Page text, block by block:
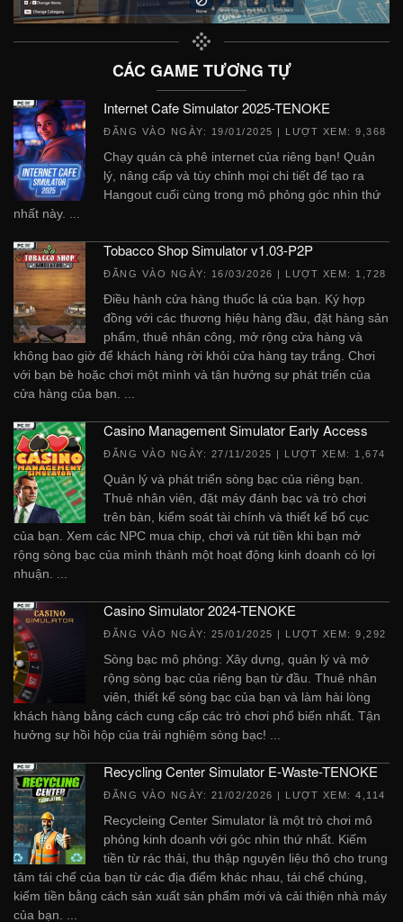
CÁC GAME TƯƠNG TỰ
Internet Cafe Simulator 2025-TENOKE
ĐĂNG VÀO NGÀY: 19/01/2025 | LƯỢT XEM: 9,368
Chạy quán cà phê internet của riêng bạn! Quản
lý, nâng cấp và tùy chỉnh mọi chi tiết để tạo ra
Hangout cuối cùng trong mô phỏng góc nhìn thứ
nhất này. ...
Tobacco Shop Simulator v1.03-P2P
ĐĂNG VÀO NGÀY: 16/03/2026 | LƯỢT XEM: 1,728
Điều hành cửa hàng thuốc lá của bạn. Ký hợp
đồng với các thương hiệu hàng đầu, đặt hàng sản
phẩm, thuê nhân công, mở rộng cửa hàng và
không bao giờ để khách hàng rời khỏi cửa hàng tay trắng. Chơi
với bạn bè hoặc chơi một mình và tận hưởng sự phát triển của
cửa hàng của bạn. ...
Casino Management Simulator Early Access
ĐĂNG VÀO NGÀY: 27/11/2025 | LƯỢT XEM: 1,674
Quản lý và phát triển sòng bạc của riêng bạn.
Thuê nhân viên, đặt máy đánh bạc và trò chơi
trên bàn, kiểm soát tài chính và thiết kế bố cục
của bạn. Xem các NPC mua chip, chơi và rút tiền khi bạn mở
rộng sòng bạc của mình thành một hoạt động kinh doanh có lợi
nhuận. ...
Casino Simulator 2024-TENOKE
ĐĂNG VÀO NGÀY: 25/01/2025 | LƯỢT XEM: 9,292
Sòng bạc mô phỏng: Xây dựng, quản lý và mở
rộng sòng bạc của riêng bạn từ đầu. Thuê nhân
viên, thiết kế sòng bạc của bạn và làm hài lòng
khách hàng bằng cách cung cấp các trò chơi phổ biến nhất. Tận
hưởng sự hồi hộp của trải nghiệm sòng bạc! ...
Recycling Center Simulator E-Waste-TENOKE
ĐĂNG VÀO NGÀY: 21/02/2026 | LƯỢT XEM: 4,114
Recycleing Center Simulator là một trò chơi mô
phỏng kinh doanh với góc nhìn thứ nhất. Kiếm
tiền từ rác thải, thu thập nguyên liệu thô cho trung
tâm tái chế của bạn từ các địa điểm khác nhau, tái chế chúng,
kiếm tiền bằng cách sản xuất sản phẩm mới và cải thiện nhà máy
của bạn. ...